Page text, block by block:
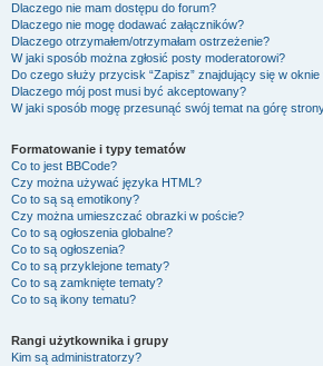
Dlaczego nie mam dostępu do forum?
Dlaczego nie mogę dodawać załączników?
Dlaczego otrzymałem/otrzymałam ostrzeżenie?
W jaki sposób można zgłosić posty moderatorowi?
Do czego służy przycisk “Zapisz” znajdujący się w
Dlaczego mój post musi być akceptowany?
W jaki sposób mogę przesunąć swój temat na górę
Formatowanie i typy tematów
Co to jest BBCode?
Czy można używać języka HTML?
Co to są są emotikony?
Czy można umieszczać obrazki w poście?
Co to są ogłoszenia globalne?
Co to są ogłoszenia?
Co to są przyklejone tematy?
Co to są zamknięte tematy?
Co to są ikony tematu?
Rangi użytkownika i grupy
Kim są administratorzy?